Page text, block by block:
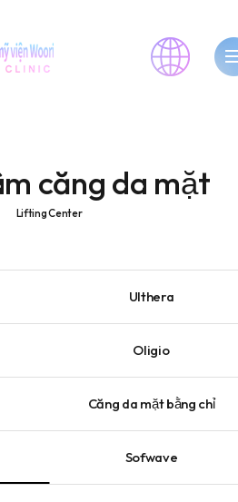
căng da mặt
Lifting Center
Ulthera
Oligio
Căng da mặt bằng chỉ
Sofwave